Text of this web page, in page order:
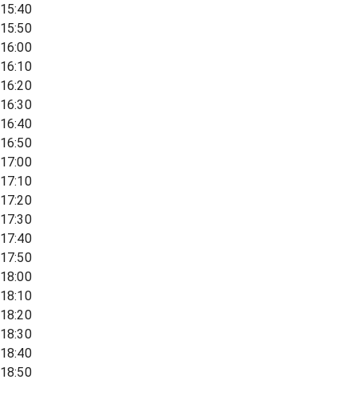
15:40
15:50
16:00
16:10
16:20
16:30
16:40
16:50
17:00
17:10
17:20
17:30
17:40
17:50
18:00
18:10
18:20
18:30
18:40
18:50